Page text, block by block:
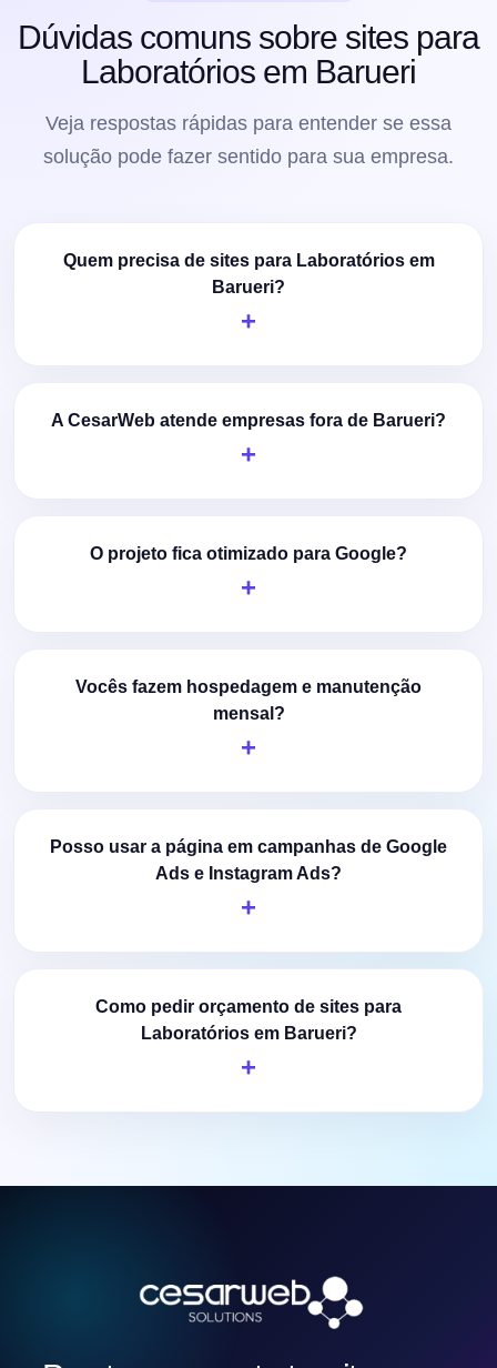
Dúvidas comuns sobre sites para
Laboratórios em Barueri
Veja respostas rápidas para entender se essa
solução pode fazer sentido para sua empresa.
Quem precisa de sites para Laboratórios em
Barueri?
A CesarWeb atende empresas fora de Barueri?
O projeto fica otimizado para Google?
Vocês fazem hospedagem e manutenção
mensal?
Posso usar a página em campanhas de Google
Ads e Instagram Ads?
Como pedir orçamento de sites para
Laboratórios em Barueri?